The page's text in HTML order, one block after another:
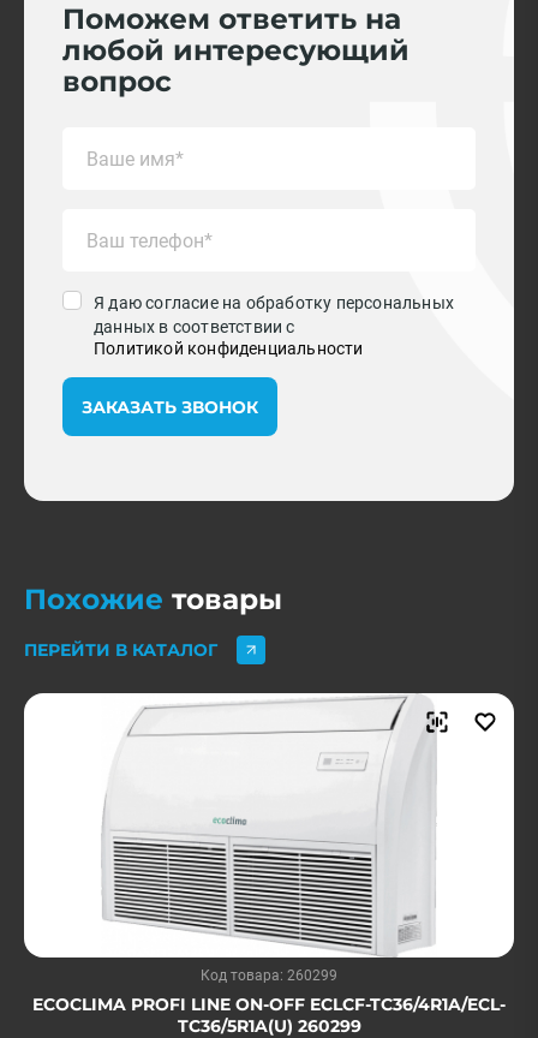
Поможем ответить на
любой интересующий
вопрос
Я даю согласие на обработку персональных
данных в соответствии с
Политикой конфиденциальности
ЗАКАЗАТЬ ЗВОНОК
Похожие товары
ПЕРЕЙТИ В КАТАЛОГ
Код товара: 260299
ECOCLIMA PROFI LINE ON-OFF ECLCF-TC36/4R1A/ECL-
TC36/5R1A(U) 260299